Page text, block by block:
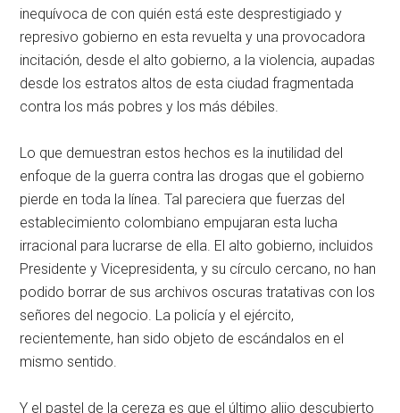
inequívoca de con quién está este desprestigiado y
represivo gobierno en esta revuelta y una provocadora
incitación, desde el alto gobierno, a la violencia, aupadas
desde los estratos altos de esta ciudad fragmentada
contra los más pobres y los más débiles.
Lo que demuestran estos hechos es la inutilidad del
enfoque de la guerra contra las drogas que el gobierno
pierde en toda la línea. Tal pareciera que fuerzas del
establecimiento colombiano empujaran esta lucha
irracional para lucrarse de ella. El alto gobierno, incluidos
Presidente y Vicepresidenta, y su círculo cercano, no han
podido borrar de sus archivos oscuras tratativas con los
señores del negocio. La policía y el ejército,
recientemente, han sido objeto de escándalos en el
mismo sentido.
Y el pastel de la cereza es que el último alijo descubierto